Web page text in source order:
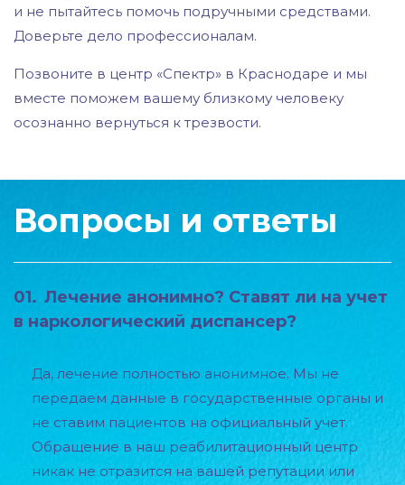
и не пытайтесь помочь подручными средствами.
Доверьте дело профессионалам.
Позвоните в центр «Спектр» в Краснодаре и мы
вместе поможем вашему близкому человеку
осознанно вернуться к трезвости.
Вопросы и ответы
01. Лечение анонимно? Ставят ли на учет
в наркологический диспансер?
Да, лечение полностью анонимное. Мы не
передаем данные в государственные органы и
не ставим пациентов на официальный учет.
Обращение в наш реабилитационный центр
никак не отразится на вашей репутации или